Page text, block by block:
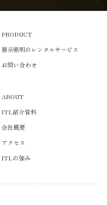
PRODUCT
展示照明のレンタルサービス
お問い合わせ
ABOUT
ITL紹介資料
会社概要
アクセス
ITLの強み